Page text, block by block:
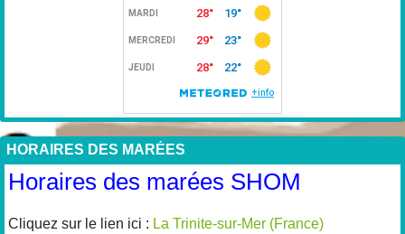
HORAIRES DES MARÉES
Horaires des marées SHOM
Cliquez sur le lien ici : La Trinite-sur-Mer (France)